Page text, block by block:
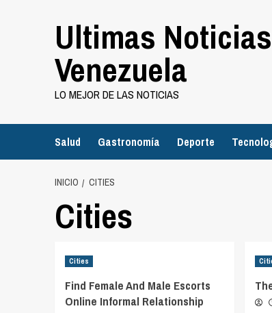
Ultimas Noticias
Venezuela
LO MEJOR DE LAS NOTICIAS
Salud Gastronomía Deporte
INICIO CITIES
Cities
Cities
Find Female And Male Escorts
Online Informal Relationship